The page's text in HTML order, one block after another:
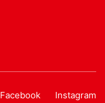
Facebook Instagram